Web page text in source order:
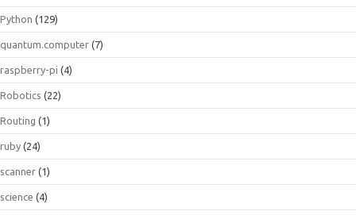
Python (129)
quantum.computer (7)
raspberry-pi (4)
Robotics (22)
Routing (1)
ruby (24)
scanner (1)
science (4)